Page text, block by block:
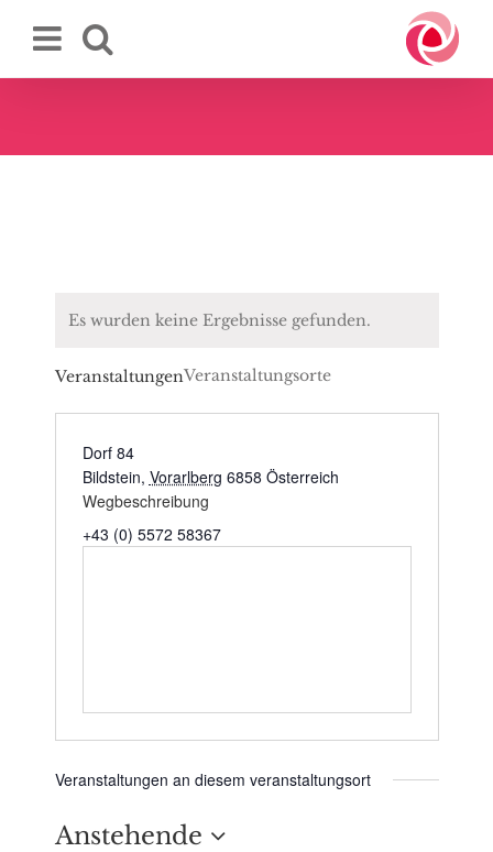
Inhalt
Es wurden keine Ergebnisse gefunden.
VeranstaltungenVeranstaltungsorte
Dorf 84
Bildstein, Vorarlberg 6858 Österreich
Wegbeschreibung
+43 (0) 5572 58367
Veranstaltungen an diesem veranstaltungsort
Anstehende